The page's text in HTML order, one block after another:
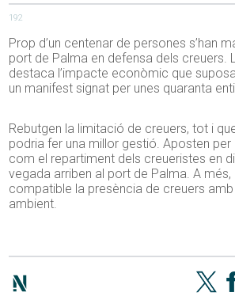
192
Prop d’un centenar de persones s’han
port de Palma en defensa dels creuers.
destaca l’impacte econòmic que
un manifest signat per unes quaranta
Rebutgen la limitació de creuers, tot i
podria fer una millor gestió. Aposten
com el repartiment dels creueristes en
vegada arriben al port de Palma. A
compatible la presència de creuers
ambient.